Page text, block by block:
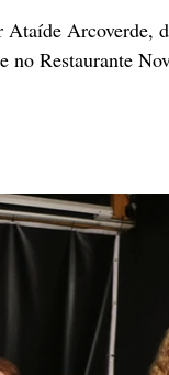
Arcoverde,
no Restaurante